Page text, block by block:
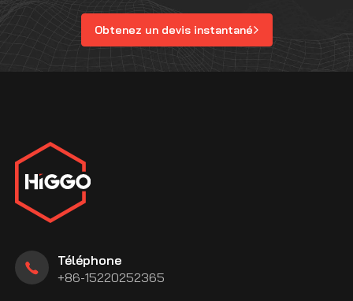
Obtenez un devis instantané
Téléphone
+86-15220252365